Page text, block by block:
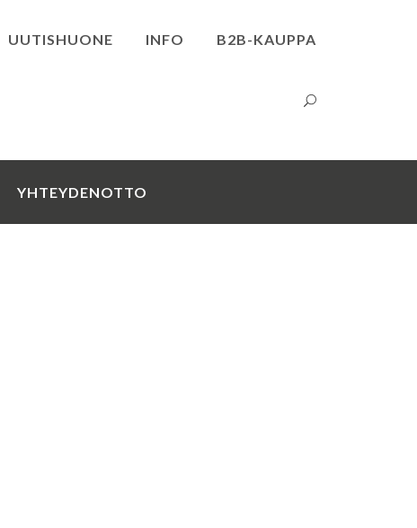
UUTISHUONE INFO B2B-KAUPPA
YHTEYDENOTTO